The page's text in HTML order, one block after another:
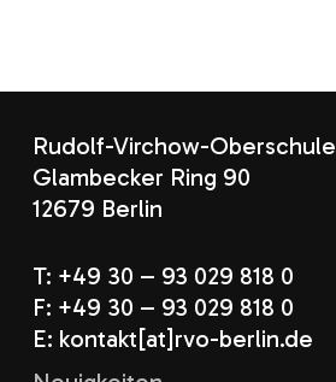
Rudolf-Virchow-Oberschule
Glambecker Ring 90
12679 Berlin
T: +49 30 – 93 029 818 0
F: +49 30 – 93 029 818 0
E: kontakt[at]rvo-berlin.de